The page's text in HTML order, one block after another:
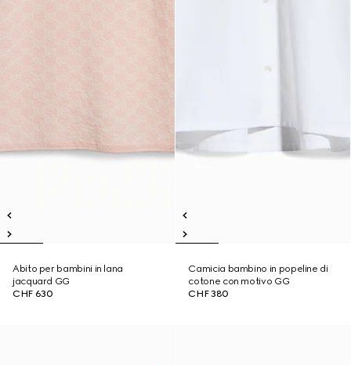
Abito per bambini in lana
jacquard GG
CHF 630
Camicia bambino in popeline di
cotone con motivo GG
CHF 380